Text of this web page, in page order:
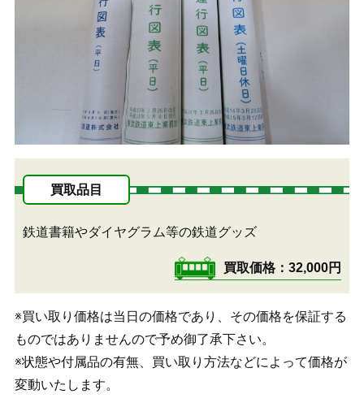
買取品目
鉄道書籍やダイヤグラム等の鉄道グッズ
買取価格 32,000円
※買い取り価格は当日の価格であり、その価格を保証する
ものではありませんので予め御了承下さい。
※状態や付属品の有無、買い取り方法などによって価格が
変動いたします。